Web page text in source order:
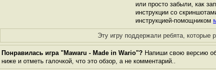
или просто забыли, как
инструкции со
инструкцией-помощником
Эту игру поддержали ребята, которые
Понравилась игра "Mawaru - Made in Wario"? Напиши свою версию
ниже и отметь галочкой, что это обзор, а не комментарий..